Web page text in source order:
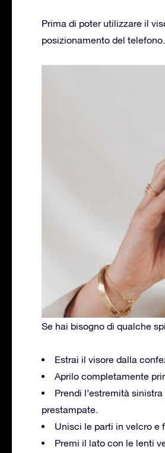
Prima di poter utilizzare il
posizionamento del
Se hai bisogno di qualche
Estrai il visore dalla
Aprilo completamente
Prendi l’estremità
prestampate.
Unisci le parti in velcro e
Premi il lato con le lenti